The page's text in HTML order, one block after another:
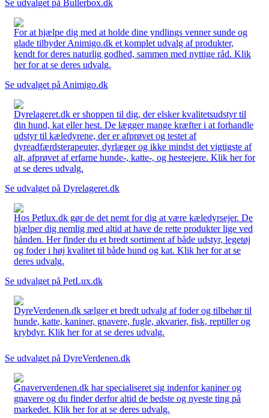
Se udvalget på Bullerbox.dk
For at hjælpe dig med at holde dine yndlings venner sunde og
glade tilbyder Animigo.dk et komplet udvalg af produkter,
kendt for deres naturlig godhed, sammen med nyttige råd. Klik
her for at se deres udvalg.
Se udvalget på Animigo.dk
Dyrelageret.dk er shoppen til dig, der elsker kvalitetsudstyr til
din hund, kat eller hest. De lægger mange kræfter i at forhandle
udstyr til kæledyrene, der er afprøvet og testet af
dyreadfærdsterapeuter, dyrlæger og ikke mindst det vigtigste af
alt, afprøvet af erfarne hunde-, katte-, og hesteejere. Klik her for
at se deres udvalg.
Se udvalget på Dyrelageret.dk
Hos Petlux.dk gør de det nemt for dig at være kæledyrsejer. De
hjælper dig nemlig med altid at have de rette produkter lige ved
hånden. Her finder du et bredt sortiment af både udstyr, legetøj
og foder i høj kvalitet til både hund og kat. Klik her for at se
deres udvalg.
Se udvalget på PetLux.dk
DyreVerdenen.dk sælger et bredt udvalg af foder og tilbehør til
hunde, katte, kaniner, gnavere, fugle, akvarier, fisk, reptiller og
krybdyr. Klik her for at se deres udvalg.
Se udvalget på DyreVerdenen.dk
Gnaververdenen.dk har specialiseret sig indenfor kaniner og
gnavere og du finder derfor altid de bedste og nyeste ting på
markedet. Klik her for at se deres udvalg.